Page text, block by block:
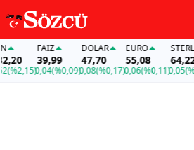
FAİZ
39,99
0,04(%0,09)
DOLAR
47,70
0,08(%0,17)
EURO
55,08
0,06(%0,11)
STERLIN
64,22
0,05